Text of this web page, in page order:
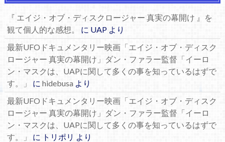
『 エイジ・オブ・ディスクロージャー 真実の幕開け 』を
観て個人的な感想。
に UAPより
最新UFOドキュメンタリー映画「エイジ・オブ・ディスク
ロージャー 真実の幕開け」ダン・ファラー監督「イーロ
ン・マスクは、UAPに関して多くの事を知っているはずで
す。」
に hidebusaより
最新UFOドキュメンタリー映画「エイジ・オブ・ディスク
ロージャー 真実の幕開け」ダン・ファラー監督「イーロ
ン・マスクは、UAPに関して多くの事を知っているはずで
す。」
に トリポリ より